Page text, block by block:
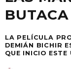
BUTACA
LA PELÍCULA
DEMIÁN BICHIR
QUE INICIO ESTE